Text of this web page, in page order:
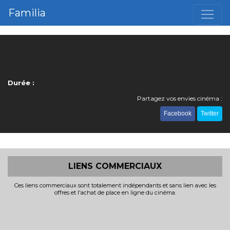
Familia
Durée :
Partagez vos envies cinéma :
Facebook Twitter
LIENS COMMERCIAUX
Ces liens commerciaux sont totalement indépendants et sans lien avec les
offres et l'achat de place en ligne du cinéma.